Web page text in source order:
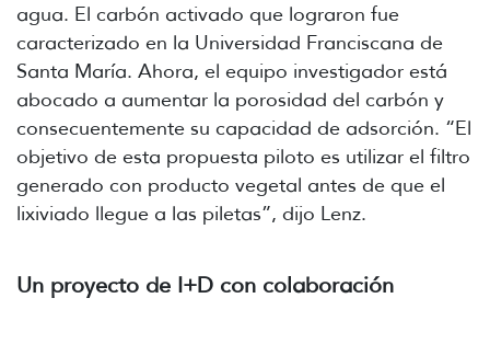
agua. El carbón activado que lograron fue
caracterizado en la Universidad Franciscana de
Santa María. Ahora, el equipo investigador está
abocado a aumentar la porosidad del carbón y
consecuentemente su capacidad de adsorción. “El
objetivo de esta propuesta piloto es utilizar el filtro
generado con producto vegetal antes de que el
lixiviado llegue a las piletas”, dijo Lenz.
Un proyecto de I+D con colaboración